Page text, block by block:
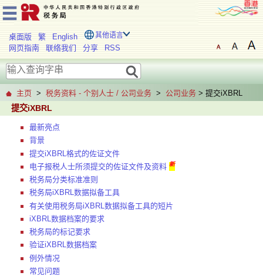
桌面版 繁 English 其他语言
网页指南 联络我们 分享 RSS
主页 > 税务资料 - 个别人士 / 公司业务 > 公司业务 > 提交iXBRL
提交iXBRL
最新亮点
背景
提交iXBRL格式的佐证文件
电子报税人士所须提交的佐证文件及资料 新
税务局分类标准准则
税务局iXBRL数据拟备工具
有关使用税务局iXBRL数据拟备工具的短片
iXBRL数据档案的要求
税务局的标记要求
验证iXBRL数据档案
例外情况
常见问题